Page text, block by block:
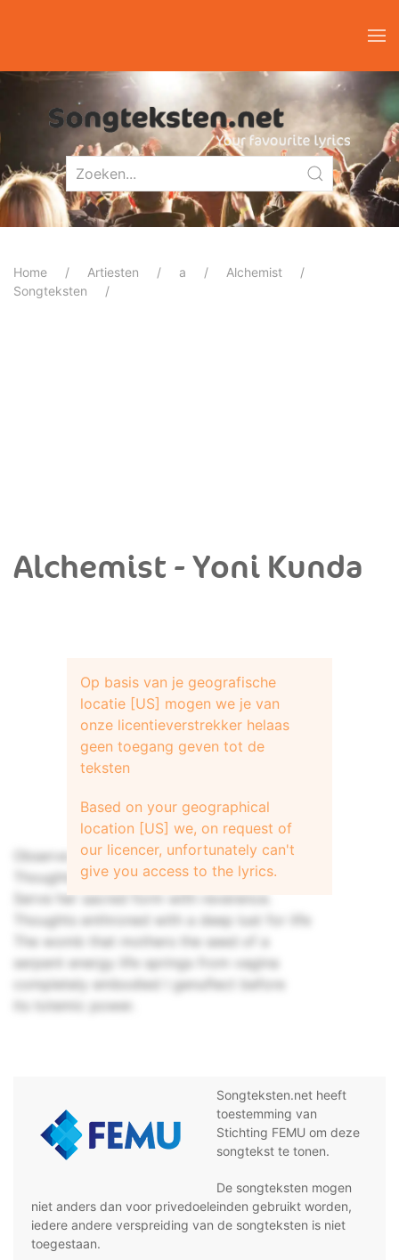
Home Artiesten a
Alchemist
Songteksten
Alchemist - Yoni Kunda
Observe sacred form with reverence.
Thoughts enthroned with a deep lust for life
Serve her sacred form with reverence.
Thoughts enthroned with a deep lust for life
The womb that mothers the seed of a
serpent energy life springs from vagina
completely embodied I genuflect before
its totemic power.
Op basis van je geografische
locatie [US] mogen we je van
onze licentieverstrekker helaas
geen toegang geven tot de
teksten
Based on your geographical
location [US] we, on request of
our licencer, unfortunately can't
give you access to the lyrics.
Songteksten.net heeft
toestemming van
Stichting FEMU om deze
songtekst te tonen.
De songteksten mogen
niet anders dan voor privedoeleinden gebruikt worden,
iedere andere verspreiding van de songteksten is niet
toegestaan.